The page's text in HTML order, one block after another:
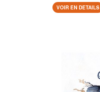
VOIR EN DETAILS